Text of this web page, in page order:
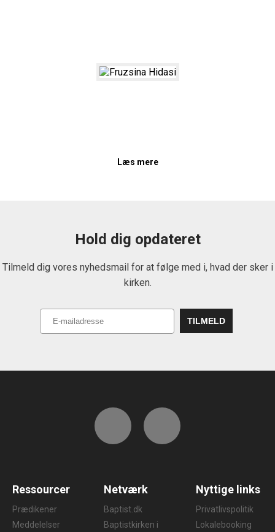
Læs mere
Hold dig opdateret
Tilmeld dig vores nyhedsmail for at følge med i, hvad der sker i
kirken.
Ressourcer
Prædikener
Meddelelser
Netværk
Baptist.dk
Baptistkirken i
Nyttige links
Privatlivspolitik
Lokalebooking